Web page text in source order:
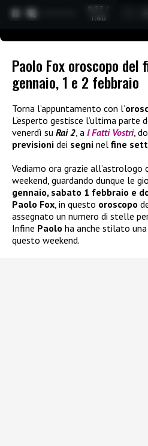
0:27 /
1:40
Paolo Fox oroscopo
gennaio, 1 e 2 febbraio
Torna l’appuntamento con l’
L’esperto gestisce l’ultima
venerdì su Rai 2, a I Fatti Vostri,
previsioni dei segni nel fine
Vediamo ora grazie
weekend, guardando dunque le
gennaio, sabato 1 febbraio e
Paolo Fox, in questo oroscopo
assegnato un numero di stelle
Infine Paolo ha anche stilato
questo weekend.